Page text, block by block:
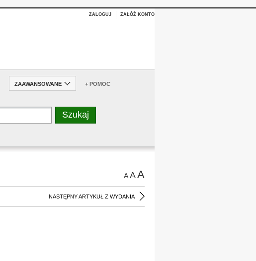
ZALOGUJ ZAŁÓŻ KONTO
ZAAWANSOWANE + POMOC
AAA
NASTĘPNY ARTYKUŁ Z WYDANIA